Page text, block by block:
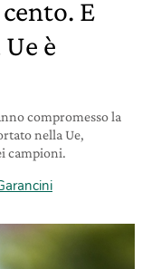
E
è
compromesso la
nella Ue,
campioni.